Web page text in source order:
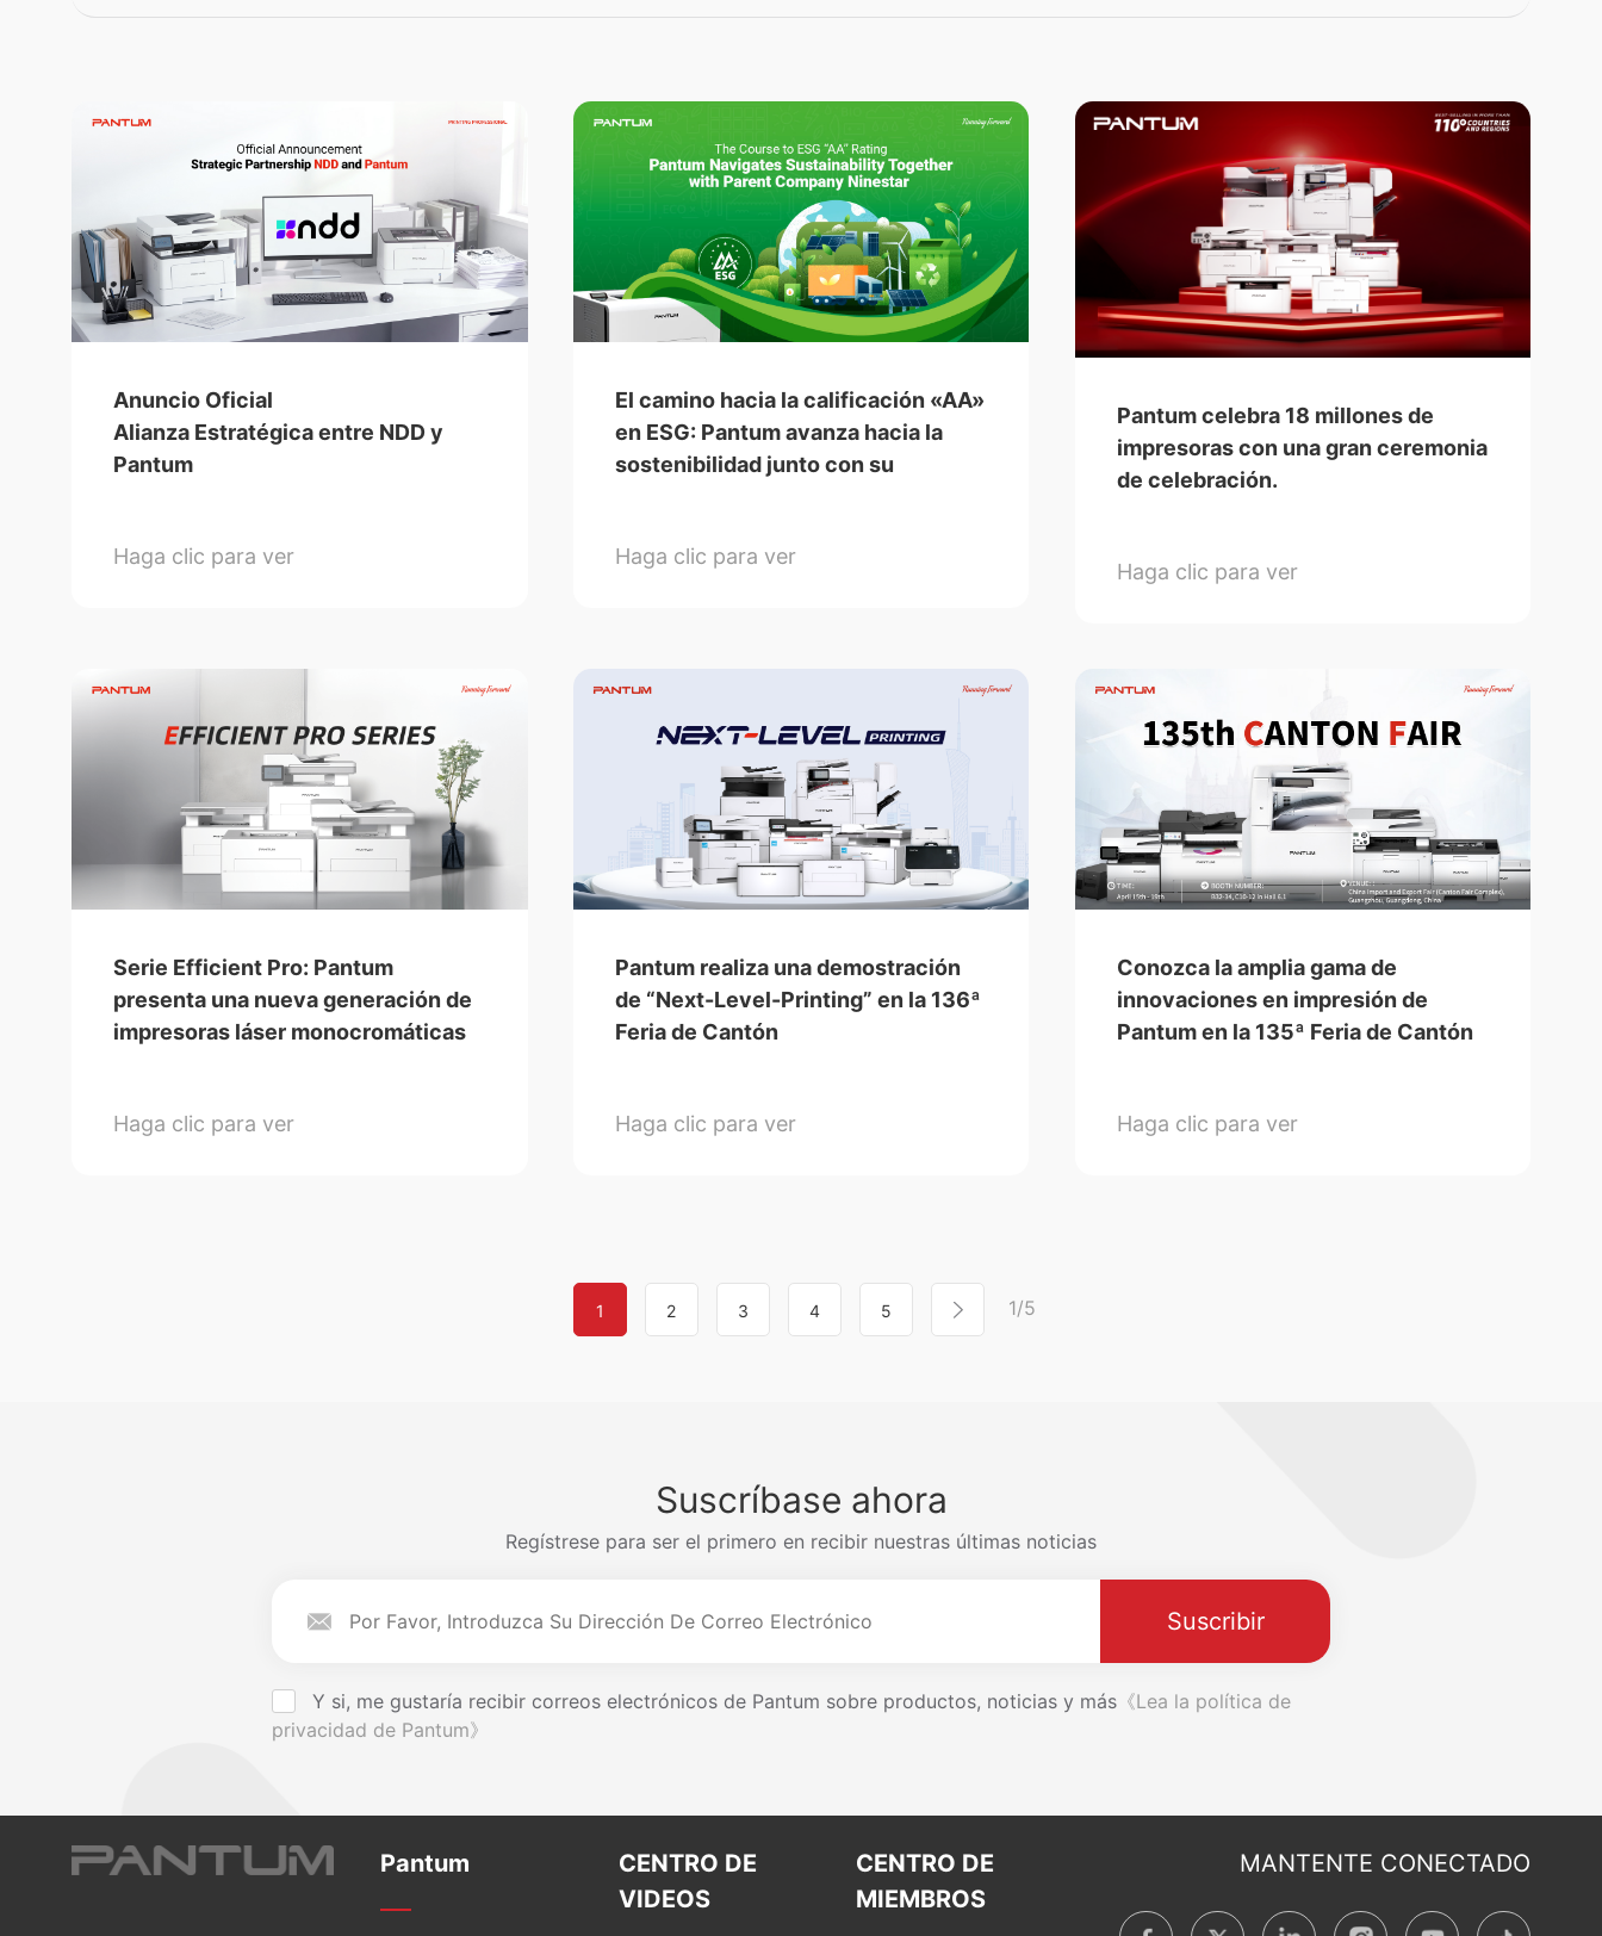
Anuncio Oficial
Alianza Estratégica entre NDD y
Pantum
Haga clic para ver
El camino hacia la calificación «AA»
en ESG: Pantum avanza hacia la
sostenibilidad junto con su
Haga clic para ver
Pantum celebra 18 millones de
impresoras con una gran ceremonia
de celebración.
Haga clic para ver
Serie Efficient Pro: Pantum
presenta una nueva generación de
impresoras láser monocromáticas
vanguardia
Haga clic para ver
Pantum realiza una demostración
de “Next-Level-Printing” en la 136ª
Feria de Cantón
Haga clic para ver
Conozca la amplia gama de
innovaciones en impresión de
Pantum en la 135ª Feria de Cantón
Haga clic para ver
1 2 3 4 5 1/5
Suscríbase ahora
Regístrese para ser el primero en recibir nuestras últimas noticias
Suscribir
Y si, me gustaría recibir correos electrónicos de Pantum sobre productos, noticias y más 《Lea la política de
privacidad de Pantum》
Pantum
CENTRO DE
VIDEOS
CENTRO DE
MIEMBROS
MANTENTE CONECTADO